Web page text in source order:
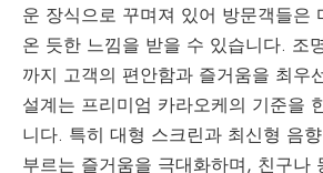
운 장식으로 꾸며져 있어 방문객들은
온 듯한 느낌을 받을 수 있습니다. 조
까지 고객의 편안함과 즐거움을 최우
설계는 프리미엄 카라오케의 기준을
니다. 특히 대형 스크린과 최신형 음
부르는 즐거움을 극대화하며, 친구나